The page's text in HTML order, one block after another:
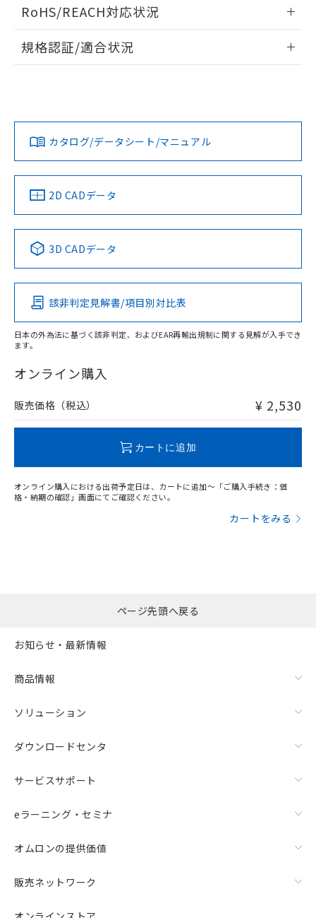
ドすることができます。
ログイン/会員登録
ダウンロードデータをご利用いただく前に、以下を必ずお読
みください。
ソフトウェアの使用条件
RoHS/REACH対応状況
EU RoHS 注意事項・凡例
対応済み
中国 RoHS 注意事項・凡例
Pb Hg Cd Cr(VI)
O
在庫等で未対応品が混在する可能性があります。
問い合わせください。
規格認証/適合状況
カタログ/データシート/マニュアル
2D CADデータ
3D CADデータ
該非判定見解書/項目別対比表
日本の外為法に基づく該非判定、およびEAR再輸出規制に関する見解が入手でき
ます。
オンライン購入
販売価格（税込） ¥ 2,530
カートに追加
オンライン購入における出荷予定日は、カートに追加～「ご購入手続き：価
格・納期の確認」画面にてご確認ください。
カートをみる
ページ先頭へ戻る
お知らせ・最新情報
商品情報
ソリューション
ダウンロードセンタ
サービスサポート
eラーニング・セミナ
オムロンの提供価値
販売ネットワーク